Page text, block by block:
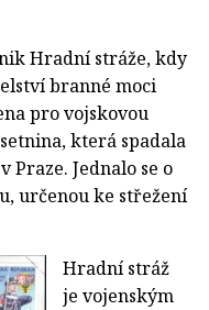
Hradní stráže, kdy
branné moci
pro vojskovou
která spadala
Praze. Jednalo se o
určenou ke střežení
Hradní stráž
je vojenským